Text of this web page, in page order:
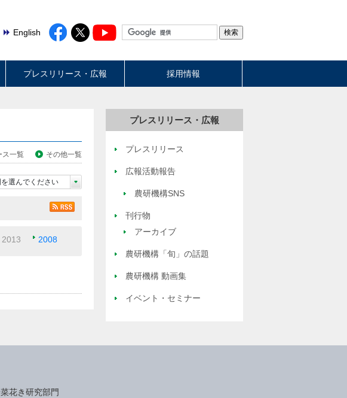
English
プレスリリース・広報 採用情報
ス一覧 その他一覧
選んでください
2013 2008
プレスリリース・広報
プレスリリース
広報活動報告
農研機構SNS
刊行物
アーカイブ
農研機構「旬」の話題
農研機構 動画集
イベント・セミナー
花き研究部門